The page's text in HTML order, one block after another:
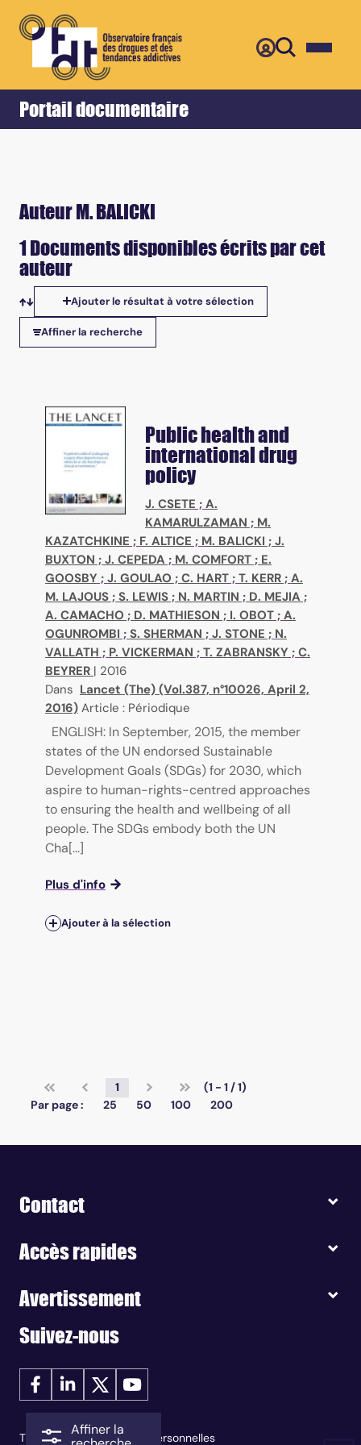
Affiner la
Portail documentaire
Accueil Retour
Auteur M. BALICKI
1 Documents disponibles écrits par cet
auteur
Tris disponibles
Ajouter le résultat à votre sélection
Affiner la recherche
Public health and
international drug
policy
J. CSETE ; A.
KAMARULZAMAN ; M.
KAZATCHKINE ; F. ALTICE ; M. BALICKI ; J.
BUXTON ; J. CEPEDA ; M. COMFORT ; E.
GOOSBY ; J. GOULAO ; C. HART ; T. KERR ; A.
M. LAJOUS ; S. LEWIS ; N. MARTIN ; D. MEJIA ;
A. CAMACHO ; D. MATHIESON ; I. OBOT ; A.
OGUNROMBI ; S. SHERMAN ; J. STONE ; N.
VALLATH ; P. VICKERMAN ; T. ZABRANSKY ; C.
BEYRER | 2016
Dans Lancet (The) (Vol.387, n°10026, April 2,
2016) Article : Périodique
ENGLISH: In September, 2015, the member
states of the UN endorsed Sustainable
Development Goals (SDGs) for 2030, which
aspire to human-rights-centred approaches
to ensuring the health and wellbeing of all
people. The SDGs embody both the UN
Cha[...]
Plus d'info
Ajouter à la sélection
1
(1 - 1 / 1)
Par page :
25 50 100 200
Contact
Accès rapides
Avertissement
Suivez-nous
Traitement des données personnelles